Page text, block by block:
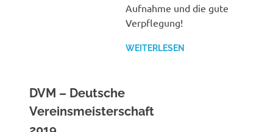
Aufnahme und die gute
Verpflegung!
WEITERLESEN
DVM – Deutsche
Vereinsmeisterschaft